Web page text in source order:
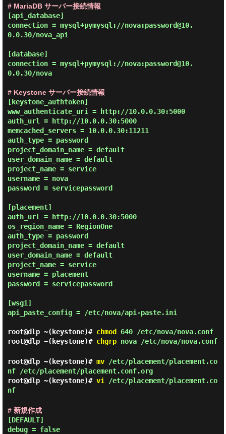
# MariaDB サーバー接続情報
[api_database]
connection = mysql+pymysql://nova:password@10.
0.0.30/nova_api
[database]
connection = mysql+pymysql://nova:password@10.
0.0.30/nova
# Keystone サーバー接続情報
[keystone_authtoken]
www_authenticate_uri = http://10.0.0.30:5000
auth_url = http://10.0.0.30:5000
memcached_servers = 10.0.0.30:11211
auth_type = password
project_domain_name = default
user_domain_name = default
project_name = service
username = nova
password = servicepassword
[placement]
auth_url = http://10.0.0.30:5000
os_region_name = RegionOne
auth_type = password
project_domain_name = default
user_domain_name = default
project_name = service
username = placement
password = servicepassword
[wsgi]
api_paste_config = /etc/nova/api-paste.ini
root@dlp ~(keystone)# chmod 640 /etc/nova/nova.conf
root@dlp ~(keystone)# chgrpnova /etc/nova/nova.conf
root@dlp ~(keystone)# mv/etc/placement/placement.co
nf /etc/placement/placement.conf.org
root@dlp ~(keystone)# vi /etc/placement/placement.co
nf
# 新規作成
[DEFAULT]
debug = false